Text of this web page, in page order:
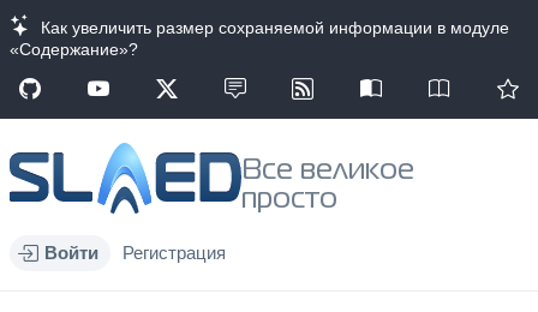
Как увеличить размер сохраняемой информации в модуле
«Содержание»?
Все великое
просто
Войти Регистрация